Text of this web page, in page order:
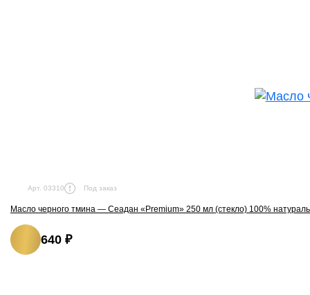
Арт. 03310 Под заказ
Масло черного тмина — Сеадан «Premium» 250 мл (стекло) 100%
640 ₽